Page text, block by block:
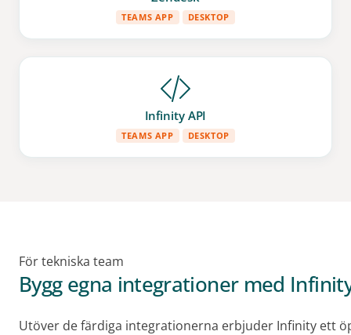
TEAMS APP DESKTOP
Infinity API
TEAMS APP DESKTOP
För tekniska team
Bygg egna integrationer med
Utöver de färdiga integrationerna erbjuder Infinity ett